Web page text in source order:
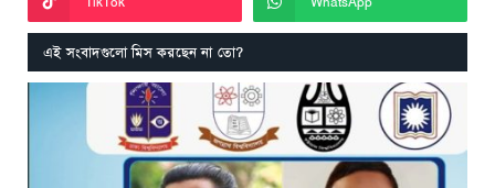
এই সংবাদগুলো মিস করছেন না তো?